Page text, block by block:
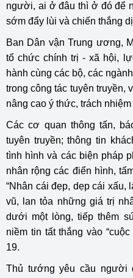
người, ai ở đâu thì ở đó để
sớm đẩy lùi và chiến thắng
Ban Dân vận Trung ương,
tổ chức chính trị - xã hội,
hành cùng các bộ, các
trong công tác tuyên truyền,
nâng cao ý thức, trách
Các cơ quan thông tấn,
tuyên truyền; thông tin
tình hình và các biện pháp
nhân rộng các điển hình,
“Nhân cái đẹp, dẹp cái xấu,
vũ, lan tỏa những giá trị
dưới một lòng, tiếp thêm
niềm tin tất thắng vào
19.
Thủ tướng yêu cầu người